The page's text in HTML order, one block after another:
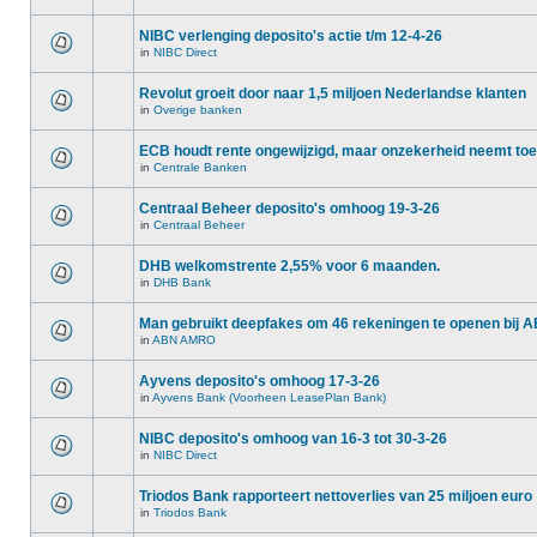
NIBC verlenging deposito's actie t/m 12-4-26
in NIBC Direct
Revolut groeit door naar 1,5 miljoen Nederlandse klanten
in Overige banken
ECB houdt rente ongewijzigd, maar onzekerheid neemt
in Centrale Banken
Centraal Beheer deposito's omhoog 19-3-26
in Centraal Beheer
DHB welkomstrente 2,55% voor 6 maanden.
in DHB Bank
Man gebruikt deepfakes om 46 rekeningen te openen bij
in ABN AMRO
Ayvens deposito's omhoog 17-3-26
in Ayvens Bank (Voorheen LeasePlan Bank)
NIBC deposito's omhoog van 16-3 tot 30-3-26
in NIBC Direct
Triodos Bank rapporteert nettoverlies van 25 miljoen euro
in Triodos Bank